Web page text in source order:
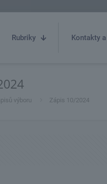
Rubriky Kontakty
výboru Zápis 10/2024